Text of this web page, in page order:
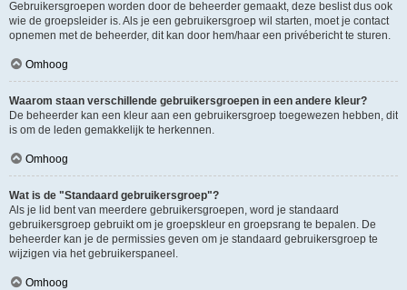
Gebruikersgroepen worden door de beheerder gemaakt, deze beslist dus ook
wie de groepsleider is. Als je een gebruikersgroep wil starten, moet je contact
opnemen met de beheerder, dit kan door hem/haar een privébericht te sturen.
Omhoog
Waarom staan verschillende gebruikersgroepen in een andere kleur?
De beheerder kan een kleur aan een gebruikersgroep toegewezen hebben, dit
is om de leden gemakkelijk te herkennen.
Omhoog
Wat is de "Standaard gebruikersgroep"?
Als je lid bent van meerdere gebruikersgroepen, word je standaard
gebruikersgroep gebruikt om je groepskleur en groepsrang te bepalen. De
beheerder kan je de permissies geven om je standaard gebruikersgroep te
wijzigen via het gebruikerspaneel.
Omhoog